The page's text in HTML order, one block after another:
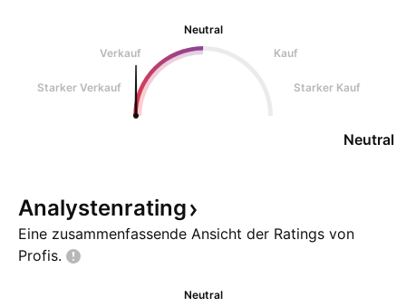
Neutral
Verkauf
Kauf
Starker Verkauf Starker Kauf
Neutral
Analystenrating
Eine zusammenfassende Ansicht der Ratings von
Profis.
Neutral